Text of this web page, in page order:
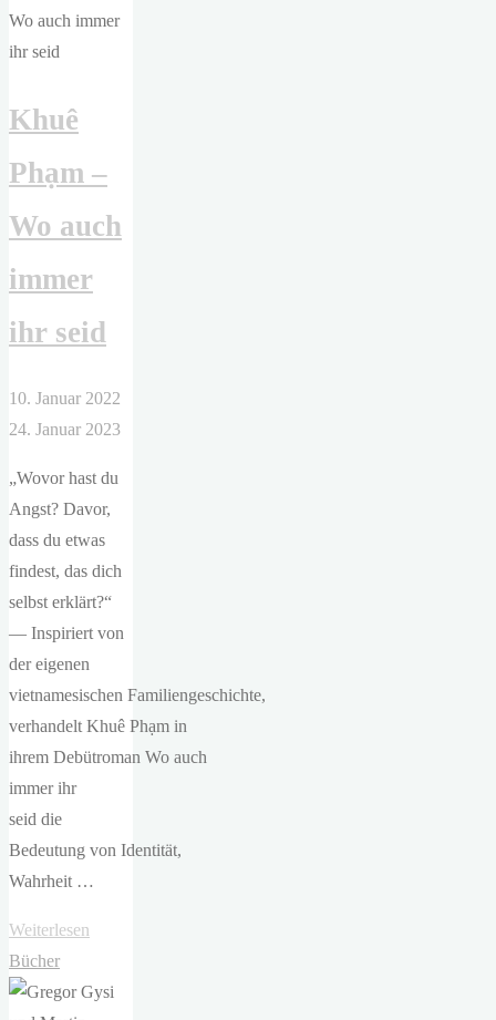
Die
Khuê
Phạm –
Wo auch
immer
ihr seid
10. Januar 2022
24. Januar 2023
„Wovor hast du
Angst? Davor,
dass du etwas
findest, das dich
selbst erklärt?“
— Inspiriert von
der eigenen
vietnamesischen Familiengeschichte,
verhandelt Khuê Phạm in
ihrem Debütroman Wo auch
immer ihr
seid die
Bedeutung von Identität,
Wahrheit …
Weiterlesen
–
Bücher